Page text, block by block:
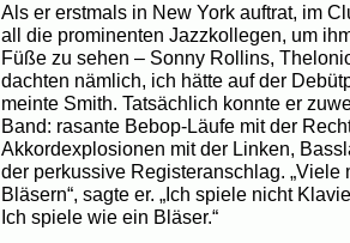
Als er erstmals in New York auftrat, im
all die prominenten Jazzkollegen, um
Füße zu sehen – Sonny Rollins,
dachten nämlich, ich hätte auf der
meinte Smith. Tatsächlich konnte er
Band: rasante Bebop-Läufe mit der
Akkordexplosionen mit der Linken,
der perkussive Registeranschlag. „Viele
Bläsern“, sagte er. „Ich spiele nicht
Ich spiele wie ein Bläser.“